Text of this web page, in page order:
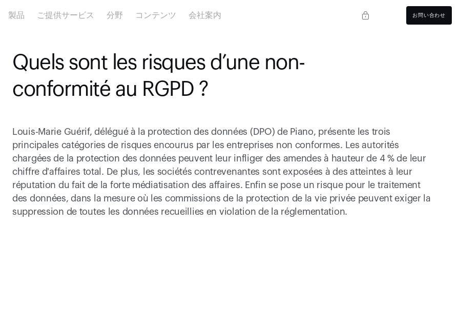
製品 ご提供サービス 分野 コンテンツ 会社案内 お問い合わせ
Quels sont les risques d’une non-
conformité au RGPD ?
Louis-Marie Guérif, délégué à la protection des données (DPO) de Piano, présente les trois
principales catégories de risques encourus par les entreprises non conformes. Les autorités
chargées de la protection des données peuvent leur infliger des amendes à hauteur de 4 % de leur
chiffre d'affaires total. De plus, les sociétés contrevenantes sont exposées à des atteintes à leur
réputation du fait de la forte médiatisation des affaires. Enfin se pose un risque pour le traitement
des données, dans la mesure où les commissions de la protection de la vie privée peuvent exiger la
suppression de toutes les données recueillies en violation de la réglementation.